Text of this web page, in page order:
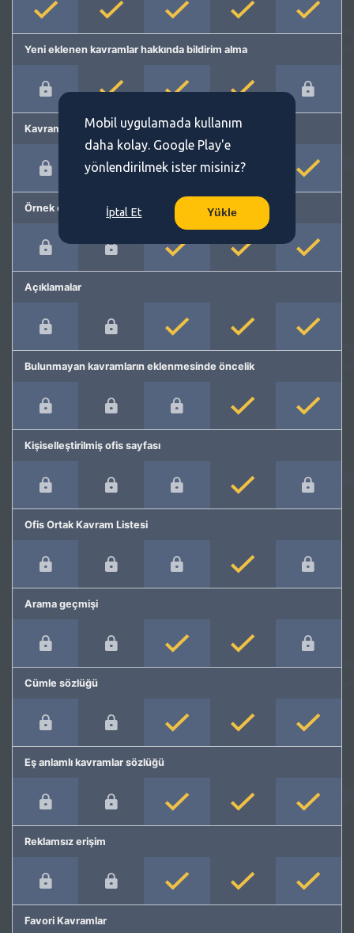
Yeni eklenen kavramlar hakkında bildirim alma
Kavram önerme
Örnek cümleler
Açıklamalar
Bulunmayan kavramların eklenmesinde öncelik
Kişiselleştirilmiş ofis sayfası
Ofis Ortak Kavram Listesi
Arama geçmişi
Cümle sözlüğü
Eş anlamlı kavramlar sözlüğü
Reklamsız erişim
Favori Kavramlar
Mobil uygulamada kullanım
daha kolay. Google Play'e
yönlendirilmek ister misiniz?
İptal Et Yükle